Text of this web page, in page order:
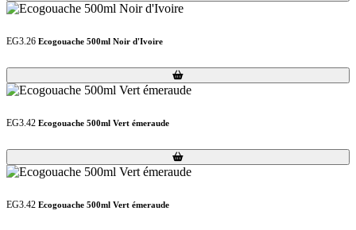
EG3.26 Ecogouache 500ml Noir d'Ivoire
Loading...
Loading...
EG3.42 Ecogouache 500ml Vert émeraude
Loading...
Loading...
EG3.42 Ecogouache 500ml Vert émeraude